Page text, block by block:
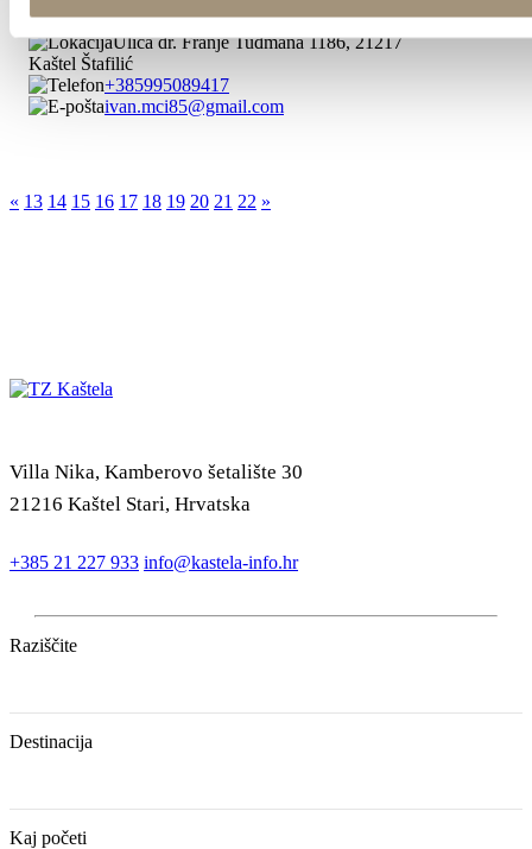
Ulica dr. Franje Tuđmana 1186, 21217
Kaštel Štafilić
+385995089417
ivan.mci85@gmail.com
« 13 14 15 16 17 18 19 20 21 22 »
Villa Nika, Kamberovo šetalište 30
21216 Kaštel Stari, Hrvatska
+385 21 227 933 info@kastela-info.hr
Raziščite
Destinacija
Kaj početi